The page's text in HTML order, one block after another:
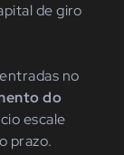
de giro
no
do
escale
prazo.